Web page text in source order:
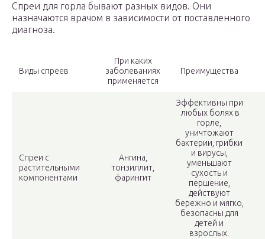
Спреи для горла бывают разных видов. Они
назначаются врачом в зависимости от поставленного
диагноза.
Виды спреев
При каких
заболеваниях
применяется
Преимущества
Спреи с
растительными
компонентами
Ангина,
тонзиллит,
фарингит
Эффективны при
любых болях в
горле,
уничтожают
бактерии, грибки
и вирусы,
уменьшают
сухость и
першение,
действуют
бережно и мягко,
безопасны для
детей и
взрослых.